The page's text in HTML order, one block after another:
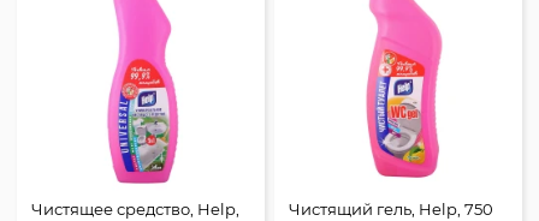
Чистящее средство, Help,
Чистящий гель, Help, 750